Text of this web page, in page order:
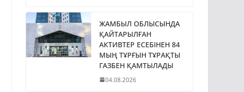
ЖАМБЫЛ ОБЛЫСЫНДА
ҚАЙТАРЫЛҒАН
АКТИВТЕР ЕСЕБІНЕН 84
МЫҢ ТҰРҒЫН ТҰРАҚТЫ
ГАЗБЕН ҚАМТЫЛАДЫ
04.08.2026